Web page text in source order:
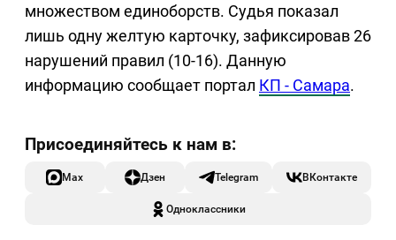
множеством единоборств. Судья показал
лишь одну желтую карточку, зафиксировав 26
нарушений правил (10-16). Данную
информацию сообщает портал КП - Самара.
Max Дзен Telegram ВКонтакте
Одноклассники